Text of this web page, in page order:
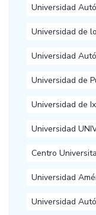
Universidad
Universidad de
Universidad
Universidad de
Universidad de
Universidad
Centro
Universidad
Universidad